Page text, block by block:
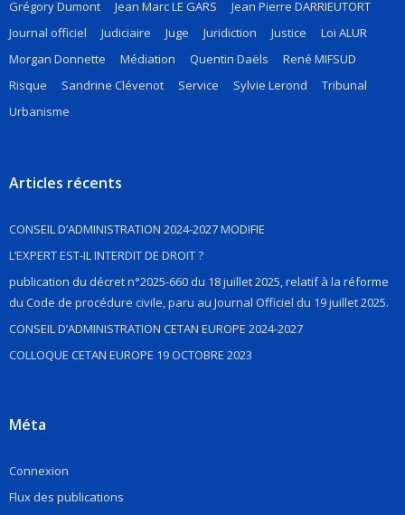
Grégory Dumont
Jean Marc LE GARS
Jean Pierre DARRIEUTORT
Journal officiel
Judiciaire Juge Juridiction Justice
Loi ALUR
Morgan Donnette
Médiation Quentin Daëls
René MIFSUD
Risque
Sandrine Clévenot Service Sylvie Lerond
Tribunal
Urbanisme
Articles récents
CONSEIL D’ADMINISTRATION 2024-2027 MODIFIE
L’EXPERT EST-IL INTERDIT DE DROIT ?
publication du décret n°2025-660 du 18 juillet 2025, relatif à la réforme
du Code de procédure civile, paru au Journal Officiel du 19 juillet 2025.
CONSEIL D’ADMINISTRATION CETAN EUROPE 2024-2027
COLLOQUE CETAN EUROPE 19 OCTOBRE 2023
Méta
Connexion
Flux des publications